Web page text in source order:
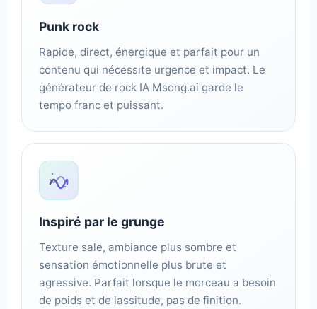
Punk rock
Rapide, direct, énergique et parfait pour un
contenu qui nécessite urgence et impact. Le
générateur de rock IA Msong.ai garde le
tempo franc et puissant.
Inspiré par le grunge
Texture sale, ambiance plus sombre et
sensation émotionnelle plus brute et
agressive. Parfait lorsque le morceau a besoin
de poids et de lassitude, pas de finition.